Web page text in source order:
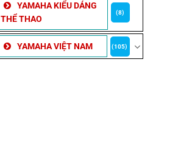
YAMAHA KIỂU DÁNG
THỂ THAO
(8)
YAMAHA VIỆT NAM (105)